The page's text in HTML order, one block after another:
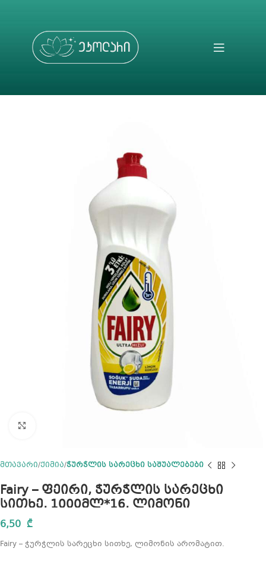
მთავარი ქიმია ჭურჭლის სარეცხი საშუალებები
Fairy – ფეირი, ჭურჭლის სარეცხი
სითხე, 1000მლ*16, ლიმონი
6,50 ₾
Fairy – ჭურჭლის სარეცხი სითხე, ლიმონის არომატით.